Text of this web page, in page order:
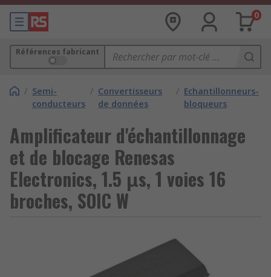
0
Références fabricant
/ Semi-
conducteurs
/ Convertisseurs
de données
/ Echantillonneurs-
bloqueurs
Amplificateur d'échantillonnage
et de blocage Renesas
Electronics, 1.5 μs, 1 voies 16
broches, SOIC W